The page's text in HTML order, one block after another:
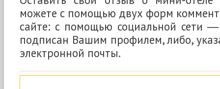
можете с помощью двух форм
сайте: с помощью социальной сети
подписан Вашим профилем, либо,
электронной почты.